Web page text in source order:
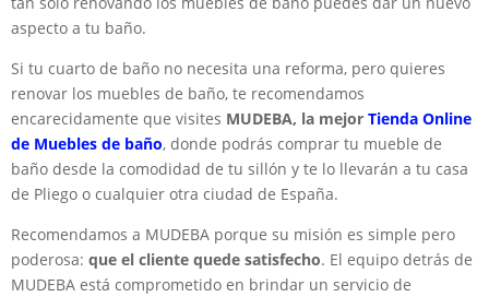
aspecto a tu baño.
Si tu cuarto de baño no necesita una reforma, pero quieres
renovar los muebles de baño, te recomendamos
encarecidamente que visites MUDEBA, la mejor Tienda Online
de Muebles de baño, donde podrás comprar tu mueble de
baño desde la comodidad de tu sillón y te lo llevarán a tu casa
de Pliego o cualquier otra ciudad de España.
Recomendamos a MUDEBA porque su misión es simple pero
poderosa: que el cliente quede satisfecho. El equipo detrás de
MUDEBA está comprometido en brindar un servicio de